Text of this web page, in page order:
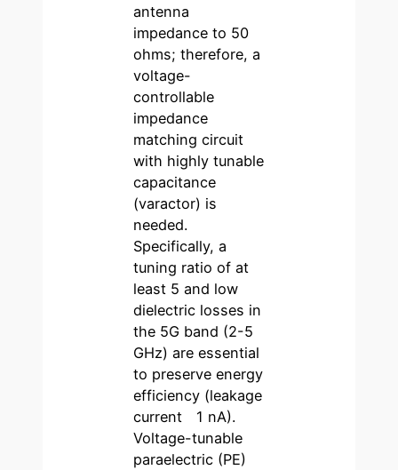
antenna
impedance to 50
ohms; therefore, a
voltage-
controllable
impedance
matching circuit
with highly tunable
capacitance
(varactor) is
needed.
Specifically, a
tuning ratio of at
least 5 and low
dielectric losses in
the 5G band (2-5
GHz) are essential
to preserve energy
efficiency (leakage
current
1 nA).
Voltage-tunable
paraelectric (PE)